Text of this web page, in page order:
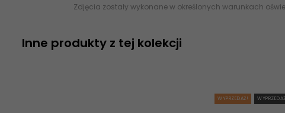
Zdjęcia zostały wykonane w określonych warunkach
Inne produkty z tej kolekcji
WYPRZEDAŻ!